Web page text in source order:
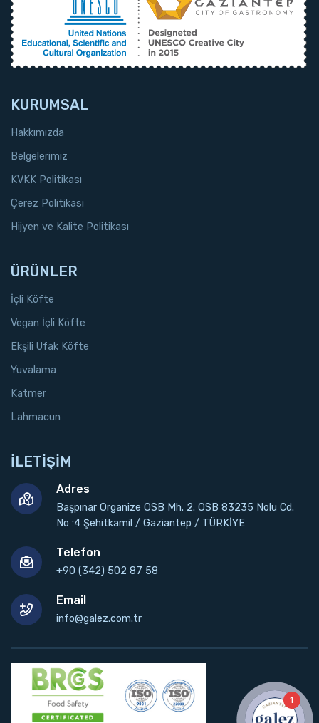
KURUMSAL
Hakkımızda
Belgelerimiz
KVKK Politikası
Çerez Politikası
Hijyen ve Kalite Politikası
ÜRÜNLER
İçli Köfte
Vegan İçli Köfte
Ekşili Ufak Köfte
Yuvalama
Katmer
Lahmacun
İLETİŞİM
Adres
Başpınar Organize OSB Mh. 2. OSB 83235 Nolu Cd.
No :4 Şehitkamil / Gaziantep / TÜRKİYE
Telefon
+90 (342) 502 87 58
Email
info@galez.com.tr
1